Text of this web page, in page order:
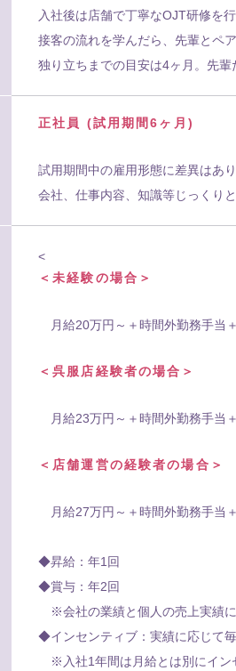
入社後は店舗で丁寧なOJT研修を
接客の流れを学んだら、先輩とペ
独り立ちまでの目安は4ヶ月。先
正社員 (試用期間6ヶ月)
試用期間中の雇用形態に差異はあり
会社、仕事内容、知識等じっくり
<
＜未経験の場合＞
月給20万円～＋時間外勤務手当
＜呉服店経験者の場合＞
月給23万円～＋時間外勤務手当
＜店舗運営の経験者の場合＞
月給27万円～＋時間外勤務手当
◆昇給：年1回
◆賞与：年2回
※会社の業績と個人の売上実績
◆インセンティブ：実績に応じて
※入社1年間は月給とは別にイン